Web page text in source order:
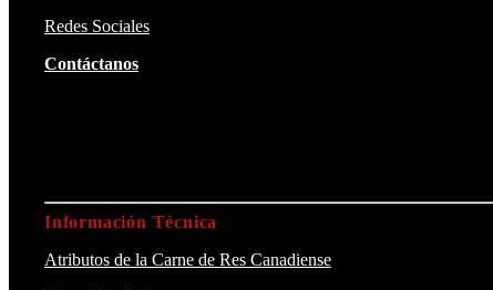
Redes Sociales
Contáctanos
Información Técnica
Atributos de la Carne de Res Canadiense